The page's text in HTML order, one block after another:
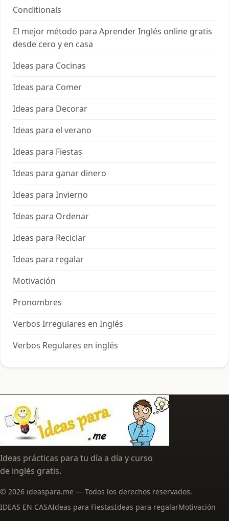
Conditionals
El mejor método para Aprender Inglés online gratis
desde cero y en casa
Ideas para Cocinas
Ideas para Comer
Ideas para Decorar
Ideas para el verano
Ideas para Fiestas
Ideas para ganar dinero
Ideas para Invierno
Ideas para Ordenar
Ideas para Reciclar
Ideas para regalar
Motivación
Pronombres
Verbos Irregulares en Inglés
Verbos Regulares en inglés
Ideas prácticas para tu día a día y curso
de inglés gratis.
© 2026 ideaspara.me — Todos los derechos reservados.
IDEAS EN CASAIdeas para FiestasIdeas para regalarMotivación